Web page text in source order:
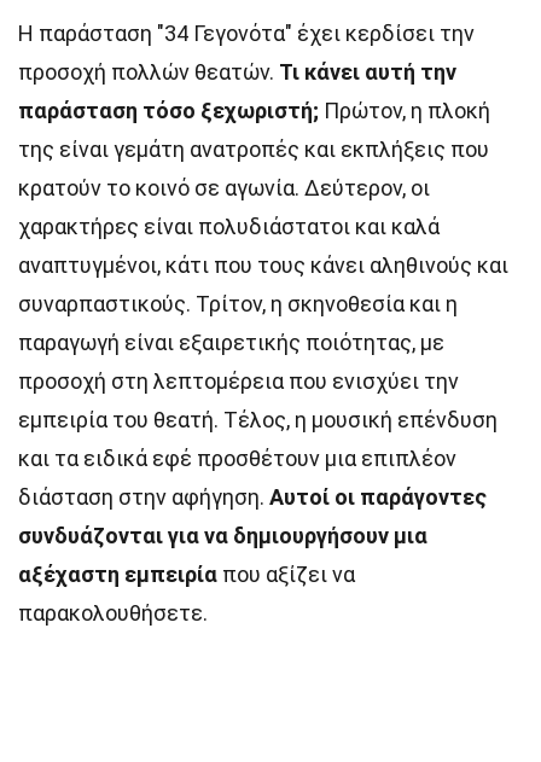
Η παράσταση "34 Γεγονότα" έχει κερδίσει την
προσοχή πολλών θεατών. Τι κάνει αυτή την
παράσταση τόσο ξεχωριστή; Πρώτον, η πλοκή
της είναι γεμάτη ανατροπές και εκπλήξεις που
κρατούν το κοινό σε αγωνία. Δεύτερον, οι
χαρακτήρες είναι πολυδιάστατοι και καλά
αναπτυγμένοι, κάτι που τους κάνει αληθινούς και
συναρπαστικούς. Τρίτον, η σκηνοθεσία και η
παραγωγή είναι εξαιρετικής ποιότητας, με
προσοχή στη λεπτομέρεια που ενισχύει την
εμπειρία του θεατή. Τέλος, η μουσική επένδυση
και τα ειδικά εφέ προσθέτουν μια επιπλέον
διάσταση στην αφήγηση. Αυτοί οι παράγοντες
συνδυάζονται για να δημιουργήσουν μια
αξέχαστη εμπειρία που αξίζει να
παρακολουθήσετε.